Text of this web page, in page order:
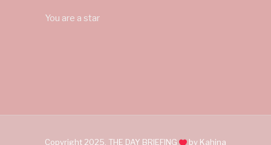
You are a star
Copyright 2025. THE DAY BRIEFING by Kahina